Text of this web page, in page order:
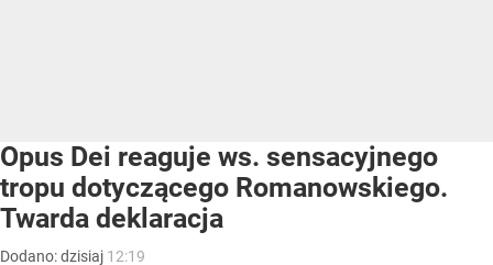
Opus Dei reaguje ws. sensacyjnego
tropu dotyczącego Romanowskiego.
Twarda deklaracja
Dodano:dzisiaj 12:19